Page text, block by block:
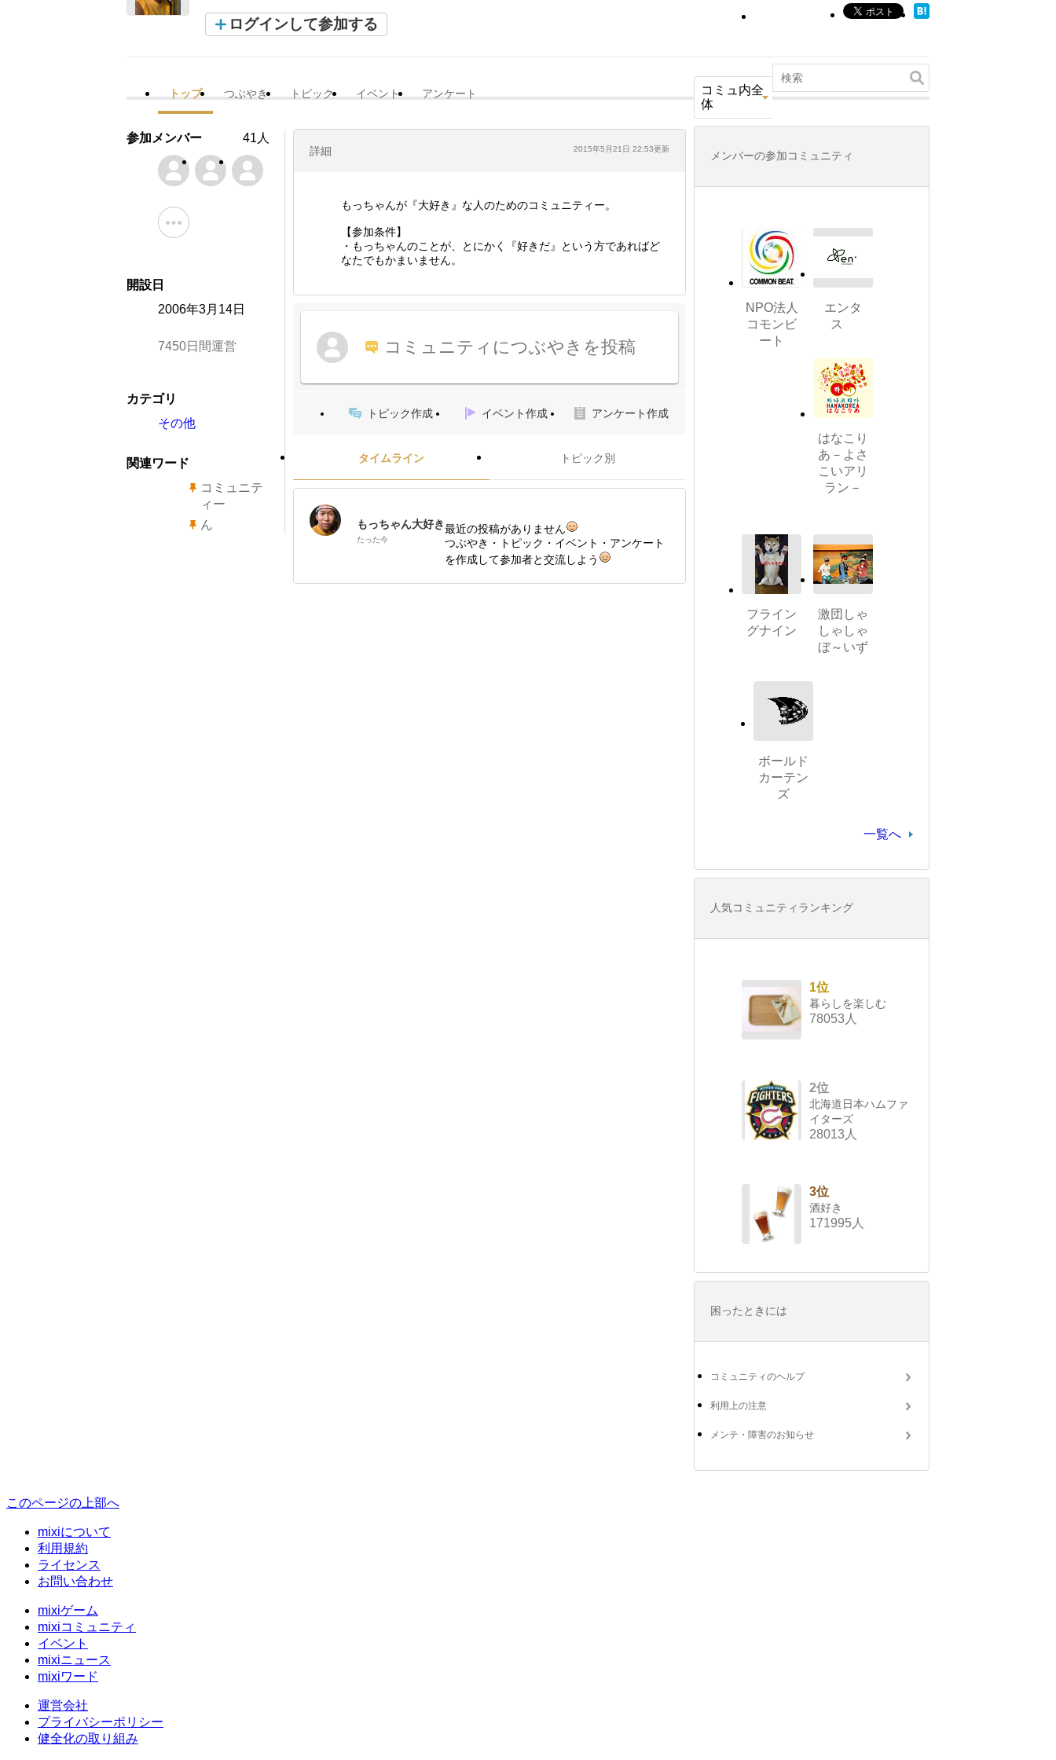
ログインして参加する
トップ つぶやき トピック イベント アンケート
コミュ内全
体
詳細 2015年5月21日 22:53更新
もっちゃんが『大好き』な人のためのコミュニティー。
【参加条件】
・もっちゃんのことが、とにかく『好きだ』という方であればど
なたでもかまいません。
コミュニティにつぶやきを投稿
トピック作成 イベント作成 アンケート作成
タイムライン トピック別
もっちゃん大好き
たった今
最近の投稿がありません
つぶやき・トピック・イベント・アンケート
を作成して参加者と交流しよう
参加メンバー 41人
開設日
2006年3月14日
7450日間運営
カテゴリ
その他
関連ワード
コミュニテ
ィー
ん
メンバーの参加コミュニティ
NPO法人
コモンビ
ート
エンタ
ス
はなこり
あ－よさ
こいアリ
ラン－
フライン
グナイン
激団しゃ
しゃしゃ
ぼ～いず
ボールド
カーテン
ズ
一覧へ
人気コミュニティランキング
1位
暮らしを楽しむ
78053人
2位
北海道日本ハムファ
イターズ
28013人
3位
酒好き
171995人
困ったときには
コミュニティのヘルプ
利用上の注意
メンテ・障害のお知らせ
このページの上部へ
mixiについて
利用規約
ライセンス
お問い合わせ
mixiゲーム
mixiコミュニティ
イベント
mixiニュース
mixiワード
運営会社
プライバシーポリシー
健全化の取り組み